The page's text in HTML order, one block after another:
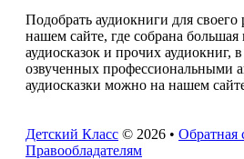
Подобрать аудиокниги для
нашем сайте, где собрана большая
аудиосказок и прочих аудиокниг,
озвученных профессиональными
аудиосказки можно на нашем
Детский Класс © 2026 • Обратная
Правообладателям